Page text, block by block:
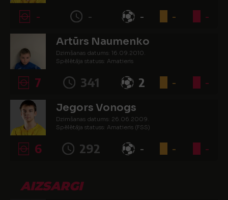
- - - - -
Artūrs Naumenko
Dzimšanas datums: 16.09.2010.
Spēlētāja statuss: Amatieris
7 341 2 - -
Jegors Vonogs
Dzimšanas datums: 26.06.2009.
Spēlētāja statuss: Amatieris (FSS)
6 292 - - -
AIZSARGI